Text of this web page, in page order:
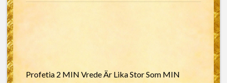
Profetia 2 MIN Vrede Är Lika Stor Som MIN